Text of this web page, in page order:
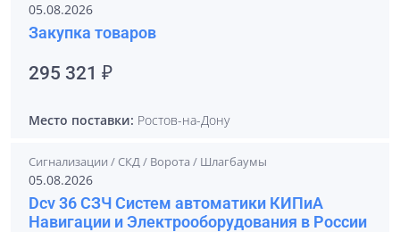
05.08.2026
Закупка товаров
295 321 ₽
Место поставки: Ростов-на-Дону
Сигнализации / СКД / Ворота / Шлагбаумы
05.08.2026
Dcv 36 СЗЧ Систем автоматики КИПиА
Навигации и Электрооборудования в России